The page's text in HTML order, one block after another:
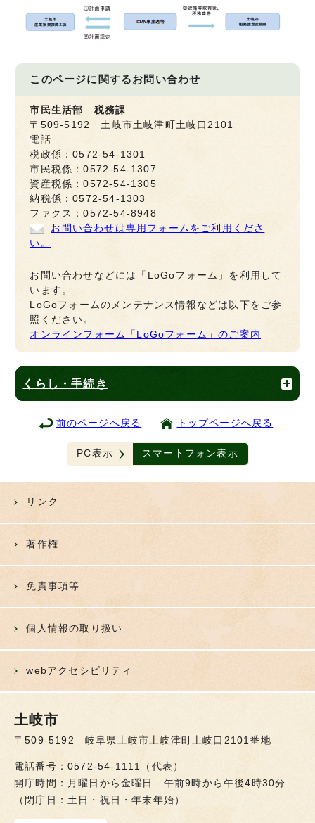
このページに関するお問い合わせ
市民生活部 税務課
〒509-5192 土岐市土岐津町土岐口2101
電話
税政係：0572-54-1301
市民税係：0572-54-1307
資産税係：0572-54-1305
納税係：0572-54-1303
ファクス：0572-54-8948
お問い合わせは専用フォームをご利用くださ
い。
お問い合わせなどには「LoGoフォーム」を利用して
います。
LoGoフォームのメンテナンス情報などは以下をご参
照ください。
オンラインフォーム「LoGoフォーム」のご案内
くらし・手続き
前のページへ戻る トップページへ戻る
PC表示 スマートフォン表示
リンク
著作権
免責事項等
個人情報の取り扱い
webアクセシビリティ
土岐市
〒509-5192 岐阜県土岐市土岐津町土岐口2101番地
電話番号：0572-54-1111（代表）
開庁時間：月曜日から金曜日 午前9時から午後4時30分
（閉庁日：土日・祝日・年末年始）